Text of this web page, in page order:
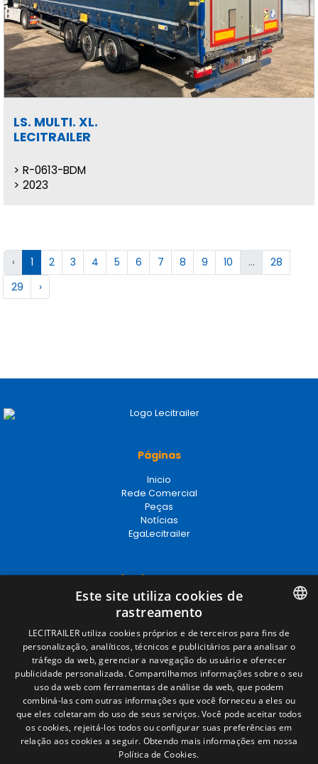
LS. MULTI. XL.
LECITRAILER
R-0613-BDM
2023
‹ 1 2 3 4 5 6 7 8 9 10 ...
28
29
›
Páginas
Inicio
Rede Comercial
Peças
Notícias
EgaLecitrailer
Términos legales
Aviso legal
Política de privacidade
Política de cookies
Condições Gerais de Venda
Gerenciar cookies
Contacto
Camino de los Huertos, S/N. Apdo 100
50620 - Casetas (Zaragoza) SPAIN
SPANISH
ENGLISH
FRENCH
ITALIAN
PORTUGUESE
Este site utiliza cookies de
rastreamento
LECITRAILER utiliza cookies próprios e de terceiros para fins de
personalização, analíticos, técnicos e publicitários para analisar o
tráfego da web, gerenciar a navegação do usuário e oferecer
publicidade personalizada. Compartilhamos informações sobre o seu
uso da web com ferramentas de análise da web, que podem
combiná-las com outras informações que você forneceu a eles ou
que eles coletaram do uso de seus serviços. Você pode aceitar todos
os cookies, rejeitá-los todos ou configurar suas preferências em
relação aos cookies a seguir. Obtendo mais informações em nossa
Política de Cookies.